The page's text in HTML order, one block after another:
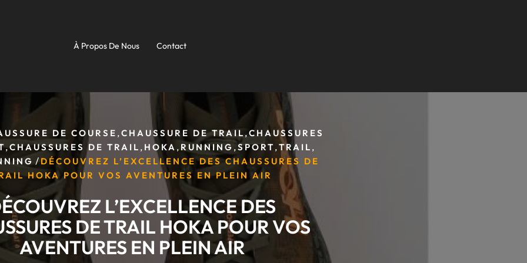
À Propos De Nous Contact
DE COURSE ,CHAUSSURE DE TRAIL ,CHAUSSURES
,CHAUSSURES DE TRAIL , HOKA , RUNNING ,SPORT,TRAIL ,
/DÉCOUVREZ L’EXCELLENCE DES CHAUSSURES DE
HOKA POUR VOS AVENTURES EN PLEIN AIR
L’EXCELLENCE DES
DE TRAIL HOKA POUR VOS
AVENTURES EN PLEIN AIR